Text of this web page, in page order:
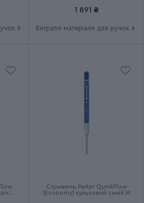
JOTTER XL Alexandra Matt
Серійний
1 891 ₴
Витратні матеріали для ручок
Стрижень Parker QuinkFlow
(Economy) кульковий синій M